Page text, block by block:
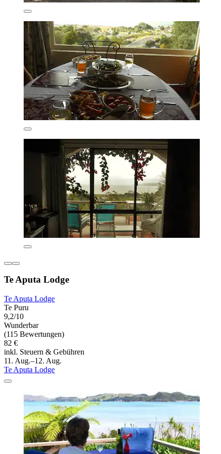
Te Aputa Lodge
Te Aputa Lodge
Te Puru
9,2/10
Wunderbar
(115 Bewertungen)
82 €
inkl. Steuern & Gebühren
11. Aug.–12. Aug.
Te Aputa Lodge